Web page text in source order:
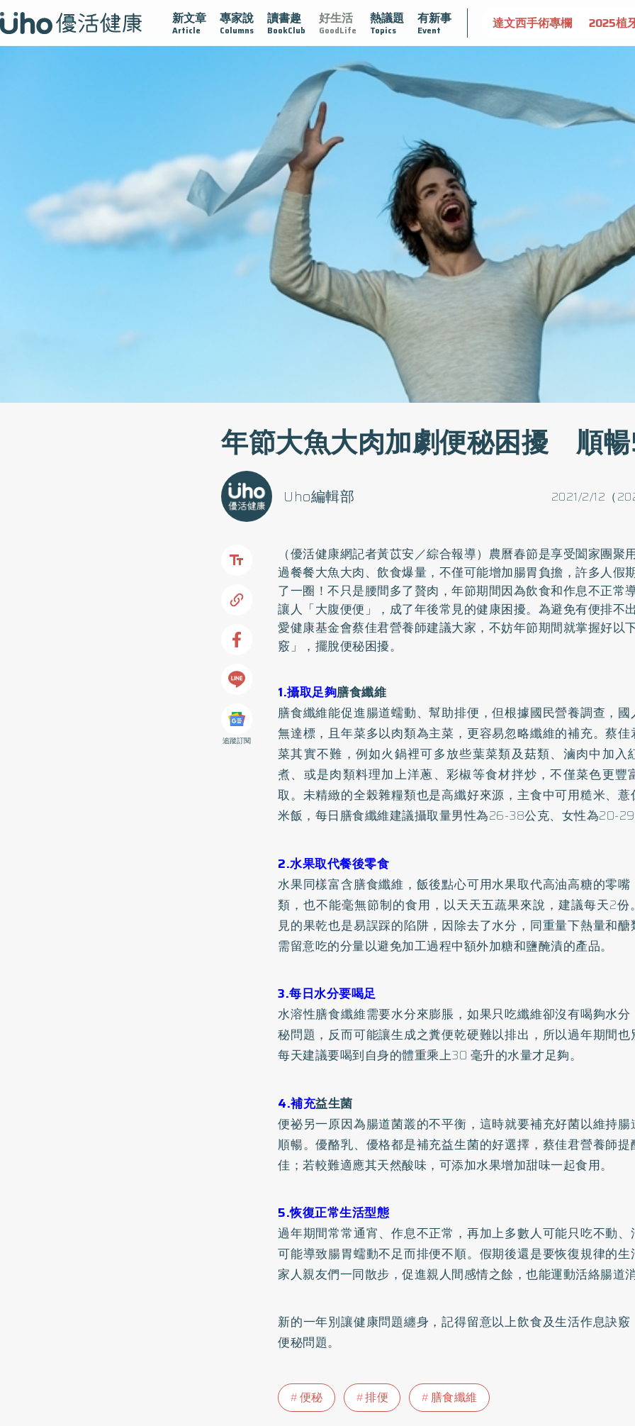
新文章
Article
專家說
Columns
讀書趣
BookClub
好生活
GoodLife
熱議題
Topics
有新事
Event
疫情保衛戰 再生醫學 愛的未來視 認識攝護腺肥大 守護骨骼健康 達文西手術專欄 2025植牙指南 漸凍不孤
年節大魚大肉加劇便秘困擾 順
2021/2/12（
Uho編輯部
追蹤訂閱
（優活健康網記者黃苡安／綜合報導）農曆春節是享受闔家團聚
過餐餐大魚大肉、飲食爆量，不僅可能增加腸胃負擔，許多人假
了一圈！不只是腰間多了贅肉，年節期間因為飲食和作息不正常
讓人「大腹便便」，成了年後常見的健康困擾。為避免有便排不
愛健康基金會蔡佳君營養師建議大家，不妨年節期間就掌握好以
竅」，擺脫便秘困擾。
1.攝取足夠膳食纖維
膳食纖維能促進腸道蠕動、幫助排便，但根據國民營養調查，
無達標，且年菜多以肉類為主菜，更容易忽略纖維的補充。蔡
菜其實不難，例如火鍋裡可多放些葉菜類及菇類、滷肉中加入
煮、或是肉類料理加上洋蔥、彩椒等食材拌炒，不僅菜色更豐
取。未精緻的全榖雜糧類也是高纖好來源，主食中可用糙米、
米飯，每日膳食纖維建議攝取量男性為26-38公克、女性為20-
2.水果取代餐後零食
水果同樣富含膳食纖維，飯後點心可用水果取代高油高糖的零
類，也不能毫無節制的食用，以天天五蔬果來說，建議每天2份
見的果乾也是易誤踩的陷阱，因除去了水分，同重量下熱量和
需留意吃的分量以避免加工過程中額外加糖和鹽醃漬的產品。
3.每日水分要喝足
水溶性膳食纖維需要水分來膨脹，如果只吃纖維卻沒有喝夠水
秘問題，反而可能讓生成之糞便乾硬難以排出，所以過年期間
每天建議要喝到自身的體重乘上30 毫升的水量才足夠。
4.補充益生菌
便祕另一原因為腸道菌叢的不平衡，這時就要補充好菌以維持
順暢。優酪乳、優格都是補充益生菌的好選擇，蔡佳君營養師
佳；若較難適應其天然酸味，可添加水果增加甜味一起食用。
5.恢復正常生活型態
過年期間常常通宵、作息不正常，再加上多數人可能只吃不動
可能導致腸胃蠕動不足而排便不順。假期後還是要恢復規律的
家人親友們一同散步，促進親人間感情之餘，也能運動活絡腸道
新的一年別讓健康問題纏身，記得留意以上飲食及生活作息訣
便秘問題。
便秘 排便 膳食纖維